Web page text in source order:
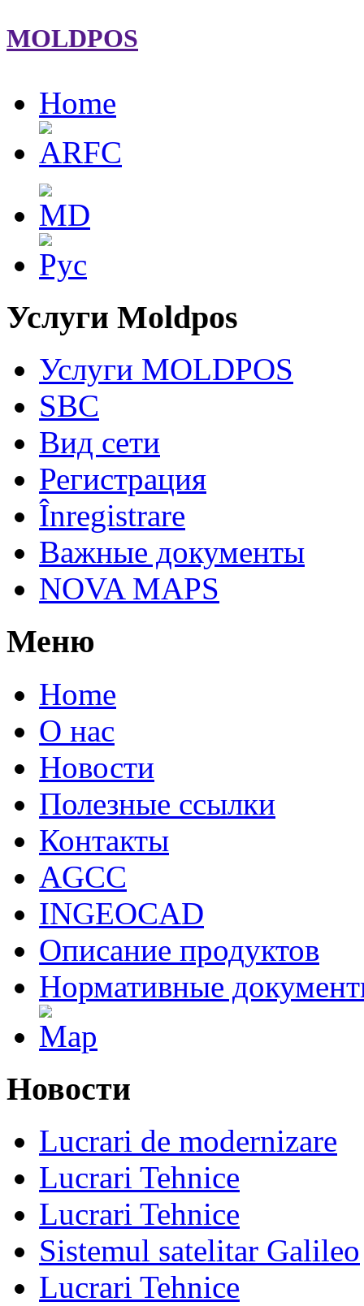
MOLDPOS
Home
Услуги Moldpos
Услуги MOLDPOS
SBC
Вид cети
Регистрация
Înregistrare
Важные документы
NOVA MAPS
Меню
Home
О нас
Новости
Полезные ссылки
Контакты
AGCC
INGEOCAD
Описание продуктов
Нормативные
Новости
Lucrari de modernizare
Lucrari Tehnice
Lucrari Tehnice
Sistemul satelitar Galileo
Lucrari Tehnice